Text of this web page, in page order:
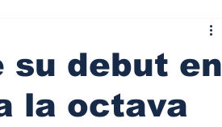
su debut en
la octava